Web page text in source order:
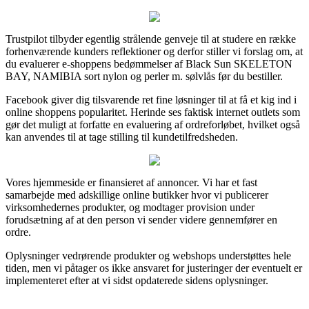
Trustpilot tilbyder egentlig strålende genveje til at studere en række
forhenværende kunders reflektioner og derfor stiller vi forslag om, at
du evaluerer e-shoppens bedømmelser af Black Sun SKELETON
BAY, NAMIBIA sort nylon og perler m. sølvlås før du bestiller.
Facebook giver dig tilsvarende ret fine løsninger til at få et kig ind i
online shoppens popularitet. Herinde ses faktisk internet outlets som
gør det muligt at forfatte en evaluering af ordreforløbet, hvilket også
kan anvendes til at tage stilling til kundetilfredsheden.
Vores hjemmeside er finansieret af annoncer. Vi har et fast
samarbejde med adskillige online butikker hvor vi publicerer
virksomhedernes produkter, og modtager provision under
forudsætning af at den person vi sender videre gennemfører en
ordre.
Oplysninger vedrørende produkter og webshops understøttes hele
tiden, men vi påtager os ikke ansvaret for justeringer der eventuelt er
implementeret efter at vi sidst opdaterede sidens oplysninger.